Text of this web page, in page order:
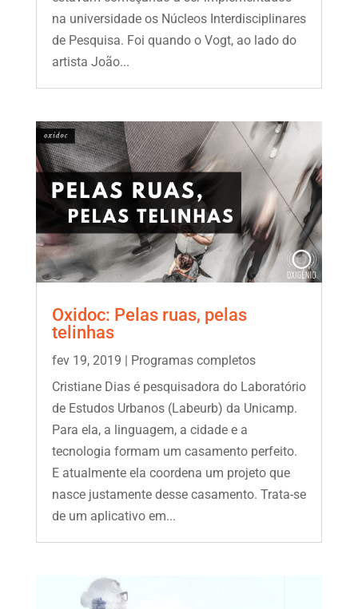
na universidade os Núcleos Interdisciplinares
de Pesquisa. Foi quando o Vogt, ao lado do
artista João...
Oxidoc: Pelas ruas, pelas
telinhas
fev 19, 2019 | Programas completos
Cristiane Dias é pesquisadora do Laboratório
de Estudos Urbanos (Labeurb) da Unicamp.
Para ela, a linguagem, a cidade e a
tecnologia formam um casamento perfeito.
E atualmente ela coordena um projeto que
nasce justamente desse casamento. Trata-se
de um aplicativo em...